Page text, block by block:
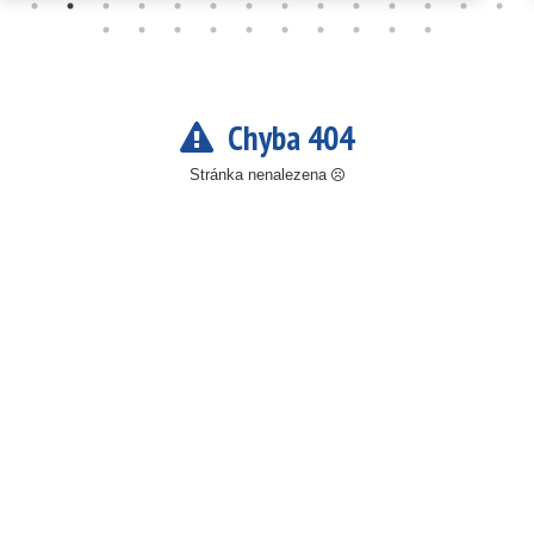
Chyba 404
Stránka nenalezena